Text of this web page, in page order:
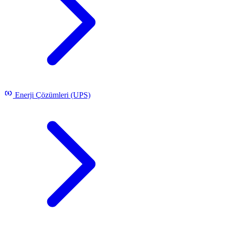
Enerji Çözümleri (UPS)